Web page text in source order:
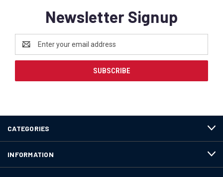
Newsletter Signup
Address
CATEGORIES
INFORMATION